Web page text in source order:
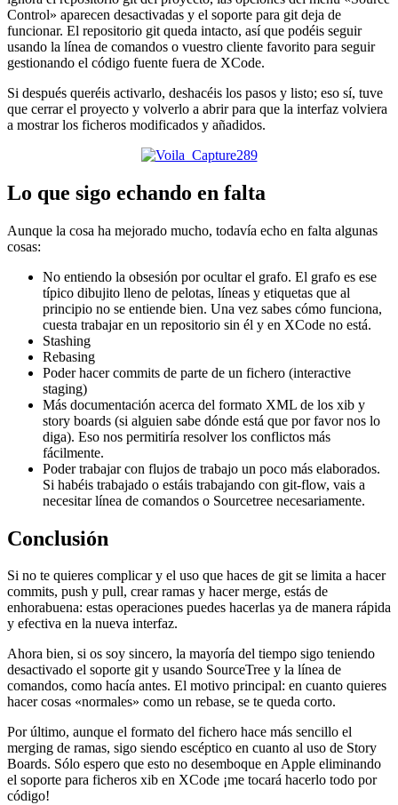
Control» aparecen desactivadas y el soporte para git deja de
funcionar. El repositorio git queda intacto, así que podéis seguir
usando la línea de comandos o vuestro cliente favorito para seguir
gestionando el código fuente fuera de XCode.
Si después queréis activarlo, deshacéis los pasos y listo; eso sí, tuve
que cerrar el proyecto y volverlo a abrir para que la interfaz volviera
a mostrar los ficheros modificados y añadidos.
Lo que sigo echando en falta
Aunque la cosa ha mejorado mucho, todavía echo en falta algunas
cosas:
No entiendo la obsesión por ocultar el grafo. El grafo es ese
típico dibujito lleno de pelotas, líneas y etiquetas que al
principio no se entiende bien. Una vez sabes cómo funciona,
cuesta trabajar en un repositorio sin él y en XCode no está.
Stashing
Rebasing
Poder hacer commits de parte de un fichero (interactive
staging)
Más documentación acerca del formato XML de los xib y
story boards (si alguien sabe dónde está que por favor nos lo
diga). Eso nos permitiría resolver los conflictos más
fácilmente.
Poder trabajar con flujos de trabajo un poco más elaborados.
Si habéis trabajado o estáis trabajando con git-flow, vais a
necesitar línea de comandos o Sourcetree necesariamente.
Conclusión
Si no te quieres complicar y el uso que haces de git se limita a hacer
commits, push y pull, crear ramas y hacer merge, estás de
enhorabuena: estas operaciones puedes hacerlas ya de manera rápida
y efectiva en la nueva interfaz.
Ahora bien, si os soy sincero, la mayoría del tiempo sigo teniendo
desactivado el soporte git y usando SourceTree y la línea de
comandos, como hacía antes. El motivo principal: en cuanto quieres
hacer cosas «normales» como un rebase, se te queda corto.
Por último, aunque el formato del fichero hace más sencillo el
merging de ramas, sigo siendo escéptico en cuanto al uso de Story
Boards. Sólo espero que esto no desemboque en Apple eliminando
el soporte para ficheros xib en XCode ¡me tocará hacerlo todo por
código!